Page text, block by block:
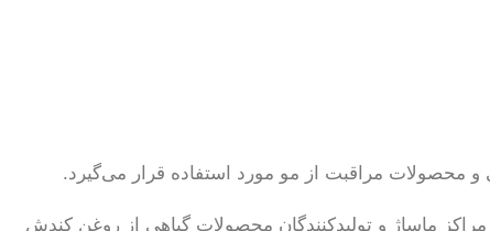
مراقبت از مو مورد استفاده قرار می‌گیرد.
ماساژ و تولیدکنندگان محصولات گیاهی از روغن کندش